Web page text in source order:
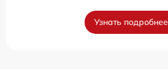
Узнать подробнее